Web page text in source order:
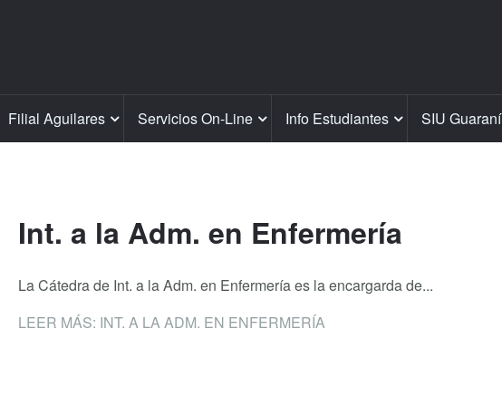
Filial Aguilares Servicios On-Line Info Estudiantes SIU Guaraní
Int. a la Adm. en Enfermería
La Cátedra de Int. a la Adm. en Enfermería es la encargarda de...
LEER MÁS: INT. A LA ADM. EN ENFERMERÍA